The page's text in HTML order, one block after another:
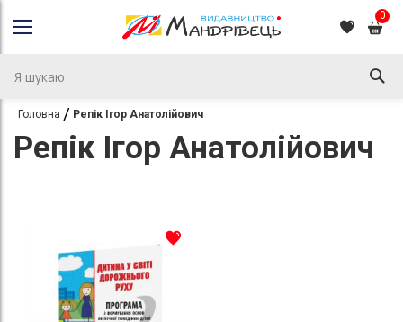
0
Головна Репік Ігор Анатолійович
Репік Ігор Анатолійович